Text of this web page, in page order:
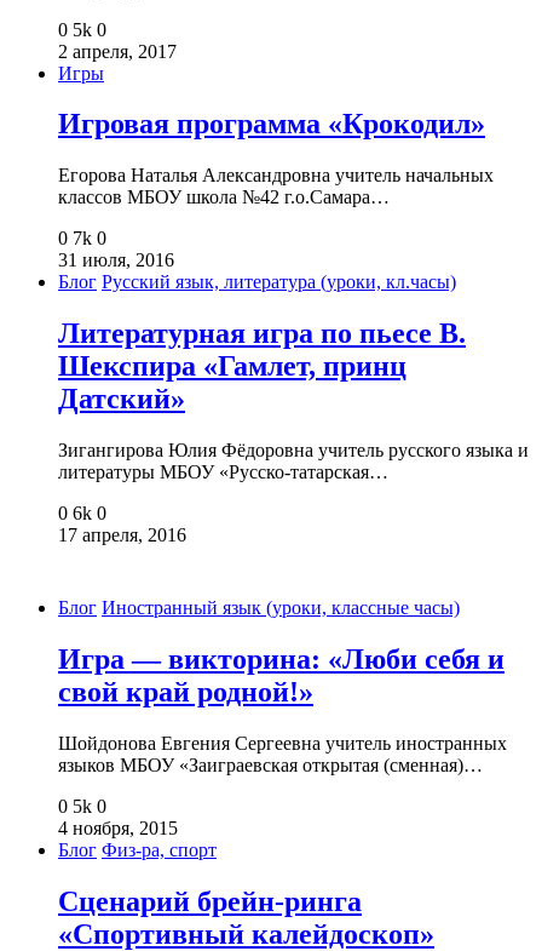
0 5k 0
2 апреля, 2017
Игры
Игровая программа «Крокодил»
Егорова Наталья Александровна учитель начальных
классов МБОУ школа №42 г.о.Самара…
0 7k 0
31 июля, 2016
Блог Русский язык, литература (уроки, кл.часы)
Литературная игра по пьесе В.
Шекспира «Гамлет, принц
Датский»
Зигангирова Юлия Фёдоровна учитель русского языка и
литературы МБОУ «Русско-татарская…
0 6k 0
17 апреля, 2016
Блог Иностранный язык (уроки, классные часы)
Игра — викторина: «Люби себя и
свой край родной!»
Шойдонова Евгения Сергеевна учитель иностранных
языков МБОУ «Заиграевская открытая (сменная)…
0 5k 0
4 ноября, 2015
Блог Физ-ра, спорт
Сценарий брейн-ринга
«Спортивный калейдоскоп»